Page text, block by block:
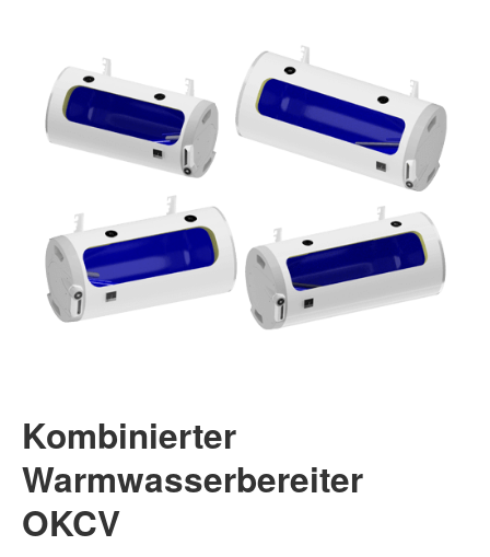
Kombinierter
Warmwasserbereiter
OKCV